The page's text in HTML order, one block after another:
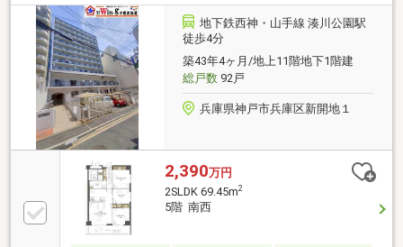
地下鉄西神・山手線 湊川公園駅
徒歩4分
築43年4ヶ月/地上11階地下1階建
総戸数92戸
兵庫県神戸市兵庫区新開地１
2,390万円
2SLDK 69.45m2
5階 南西